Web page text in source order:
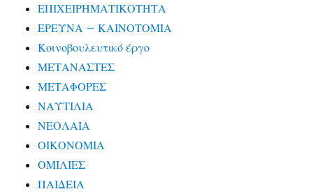
ΕΠΙΧΕΙΡΗΜΑΤΙΚΟΤΗΤΑ
ΕΡΕΥΝΑ – ΚΑΙΝΟΤΟΜΙΑ
Κοινοβουλευτικό έργο
ΜΕΤΑΝΑΣΤΕΣ
ΜΕΤΑΦΟΡΕΣ
ΝΑΥΤΙΛΙΑ
ΝΕΟΛΑΙΑ
ΟΙΚΟΝΟΜΙΑ
ΟΜΙΛΙΕΣ
ΠΑΙΔΕΙΑ